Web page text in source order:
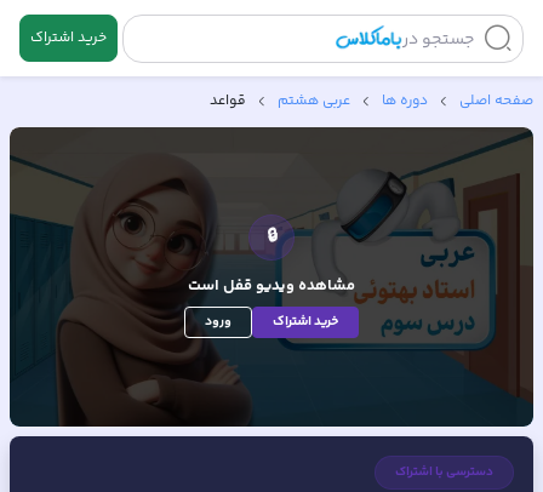
جستجو در خرید اشتراک
صفحه اصلی دوره ها عربی هشتم قواعد
🔒
مشاهده ویدیوقفل است
خرید اشتراک ورود
دسترسی با اشتراک